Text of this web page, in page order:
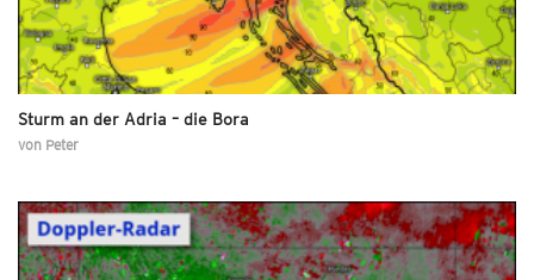
Sturm an der Adria – die Bora
von Peter